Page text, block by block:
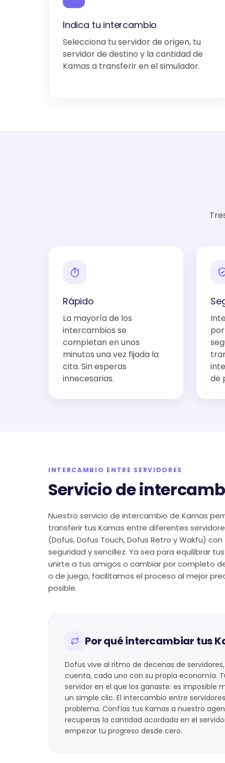
Indica tu intercambio
Selecciona tu servidor de origen, tu
servidor de destino y la cantidad de
Kamas a transferir en el simulador.
Rápido
La mayoría de los
intercambios se
completan en unos
minutos una vez fijada la
cita. Sin esperas
innecesarias.
de
INTERCAMBIO ENTRE SERVIDORES
Servicio de
Nuestro servicio de intercambio de Kamas
transferir tus Kamas entre diferentes
(Dofus, Dofus Touch, Dofus Retro y Wakfu)
seguridad y sencillez. Ya sea para equilibrar
unirte a tus amigos o cambiar por completo
o de juego, facilitamos el proceso al mejor
posible.
Por qué intercambiar tus
Dofus vive al ritmo de decenas de
cuenta, cada uno con su propia economía.
servidor en el que los ganaste: es imposible
un simple clic. El intercambio entre
problema. Confías tus Kamas a nuestro
recuperas la cantidad acordada en el
empezar tu progreso desde cero.